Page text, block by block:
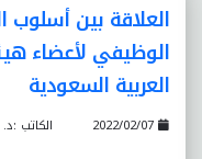
العلاقة بين أسلوب
الوظيفي لأعضاء
العربية السعودية
الكاتب